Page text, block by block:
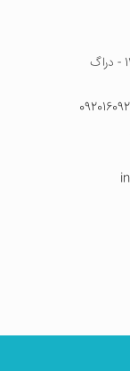
قم-خیابان مصلی - بین کوی 12 و 14 - دراگ